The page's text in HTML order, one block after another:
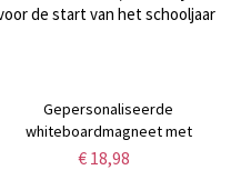
Gepersonaliseerde
whiteboardmagneet met
veelkleurige stippen en naam van
€ 18,98